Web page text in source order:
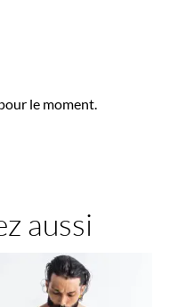
le moment.
aussi